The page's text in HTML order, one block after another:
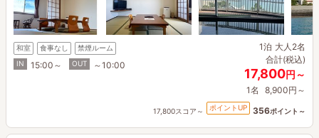
和室 食事なし
禁煙ルーム
IN
15:00～ OUT ～10:00
1泊 大人2名
合計(税込)
17,800円～
1名 8,900円～
17,800スコア～ ポイントUP 356ポイント～